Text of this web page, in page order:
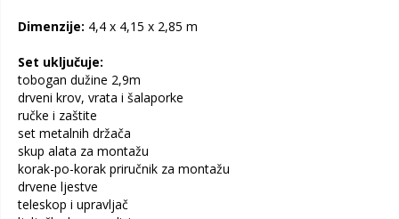
Dimenzije: 4,4 x 4,15 x 2,85 m
Set uključuje:
tobogan dužine 2,9m
drveni krov, vrata i šalaporke
ručke i zaštite
set metalnih držača
skup alata za montažu
korak-po-korak priručnik za montažu
drvene ljestve
teleskop i upravljač